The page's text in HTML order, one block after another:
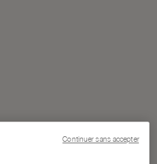
Continuer sans accepter